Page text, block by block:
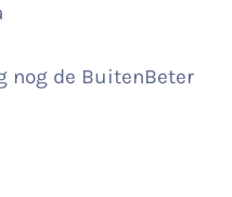
nog de BuitenBeter